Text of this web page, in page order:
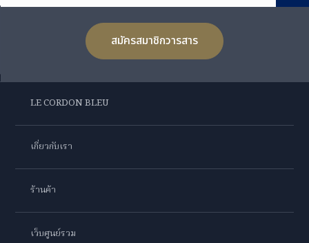
สมัครสมาชิกวารสาร
LE CORDON BLEU
เกี่ยวกับเรา
ร้านค้า
เว็บศูนย์รวม